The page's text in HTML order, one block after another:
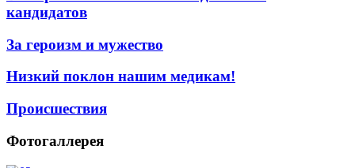
кандидатов
За героизм и мужество
Низкий поклон нашим медикам!
Происшествия
Фотогаллерея